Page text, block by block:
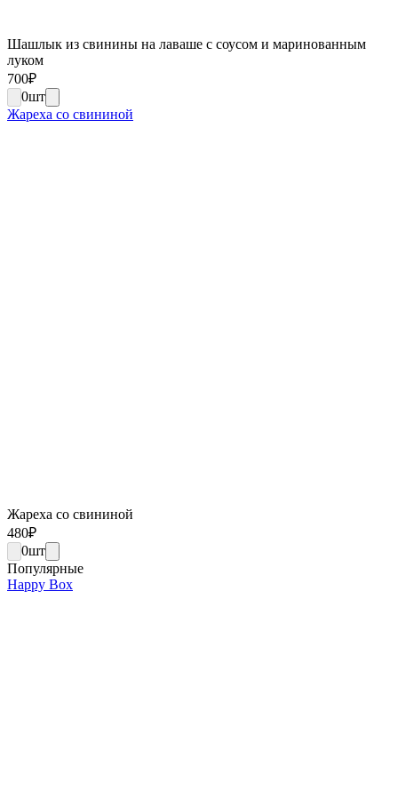
Шашлык из свинины на лаваше с соусом и маринованным
луком
700₽
0шт
Жареха со свининой
Жареха со свининой
480₽
0шт
Популярные
Happy Box